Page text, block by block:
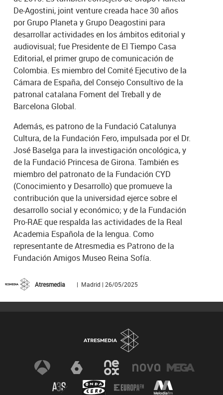
De-Agostini, joint venture creada hace 30 años
por Grupo Planeta y Grupo Deagostini para
desarrollar actividades en los ámbitos editorial y
audiovisual; fue Presidente de El Tiempo Casa
Editorial, el primer grupo de comunicación de
Colombia. Es miembro del Comité Ejecutivo de la
Cámara de España, del Consejo Consultivo de la
patronal catalana Foment del Treball y de
Barcelona Global.
Además, es patrono de la Fundació Catalunya
Cultura, de la Fundación Fero, impulsada por el Dr.
José Baselga para la investigación oncológica, y
de la Fundació Princesa de Girona. También es
miembro del patronato de la Fundación CYD
(Conocimiento y Desarrollo) que promueve la
contribución que la universidad ejerce sobre el
desarrollo social y económico; y de la Fundación
Pro-RAE que respalda las actividades de la Real
Academia Española de la lengua. Como
representante de Atresmedia es Patrono de la
Fundación Amigos Museo Reina Sofía.
Atresmedia | Madrid | 26/05/2025